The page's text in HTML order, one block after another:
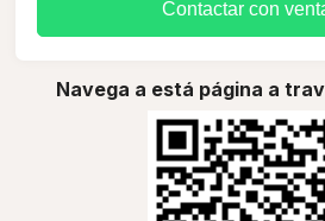
Contactar con
Navega a está página a